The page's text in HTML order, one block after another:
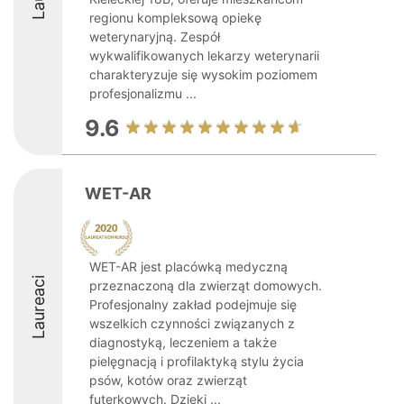
regionu kompleksową opiekę
weterynaryjną. Zespół
wykwalifikowanych lekarzy weterynarii
charakteryzuje się wysokim poziomem
profesjonalizmu ...
9.6
Laureaci
WET-AR
WET-AR jest placówką medyczną
przeznaczoną dla zwierząt domowych.
Profesjonalny zakład podejmuje się
wszelkich czynności związanych z
diagnostyką, leczeniem a także
pielęgnacją i profilaktyką stylu życia
psów, kotów oraz zwierząt
futerkowych. Dzięki ...